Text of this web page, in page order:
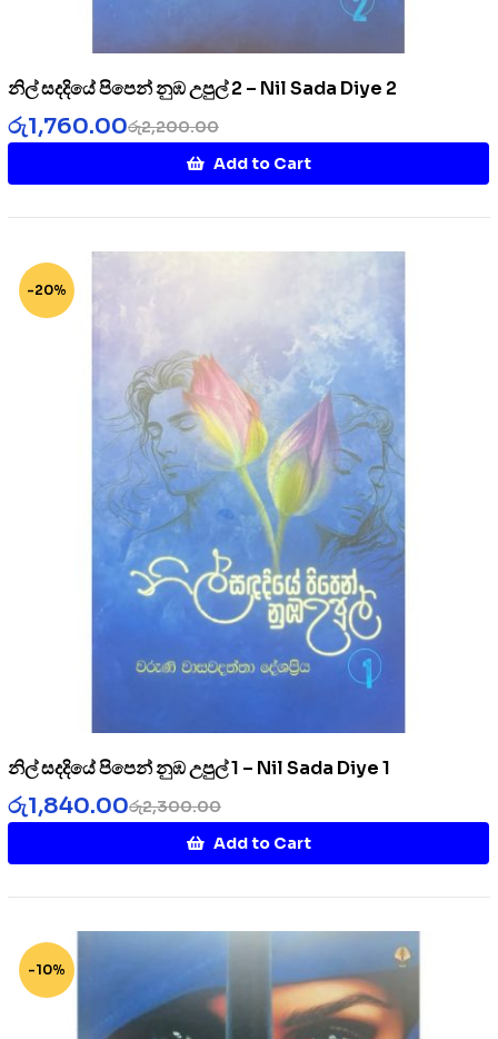
නිල් සදදියේ පිපෙන් නුඹ උපුල් 2 – Nil Sada Diye 2
රු2,200.00
රු1,760.00
Add to Cart
-20%
නිල් සදදියේ පිපෙන් නුඹ උපුල් 1 – Nil Sada Diye 1
රු2,300.00
රු1,840.00
Add to Cart
-10%